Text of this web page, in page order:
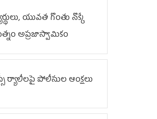
యువత గొంతు నొక్కే
అప్రజాస్వామికం
ర్యాలీలపై పోలీసుల ఆంక్షలు